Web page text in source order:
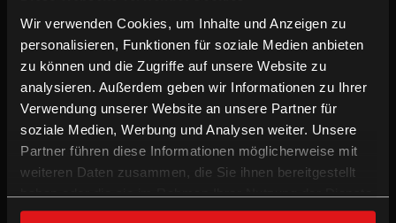
Wir verwenden Cookies, um Inhalte und Anzeigen zu
personalisieren, Funktionen für soziale Medien anbieten
zu können und die Zugriffe auf unsere Website zu
analysieren. Außerdem geben wir Informationen zu Ihrer
Verwendung unserer Website an unsere Partner für
soziale Medien, Werbung und Analysen weiter. Unsere
Partner führen diese Informationen möglicherweise mit
weiteren Daten zusammen, die Sie ihnen bereitgestellt
haben oder die sie im Rahmen Ihrer Nutzung der Dienste
gesammelt haben.
Dokumentarfilm /Englische UT /Experimentell
Nach dem Krieg in Kroatien. Der Alltag heute und wie das war in
diesem „heimischen Krieg". Ein Krieg, an dem die anderen schuld
sind, ein Krieg, den niemand wollte, ein Krieg, der noch nicht
vorbei ist, auch wenn jetzt Frieden herrscht. Der Zerfall des alten
Jugoslawien und die Geburt eines neues Staates bilden den
Hintergrund. Zärtlichkeit und Hass, hohe Erwartungen und tiefe
Enttäuschungen in ein und denselben Personen münden in eine
Flucht nach vorne, eine Flucht in Idyllen und in eine neue Zeit.